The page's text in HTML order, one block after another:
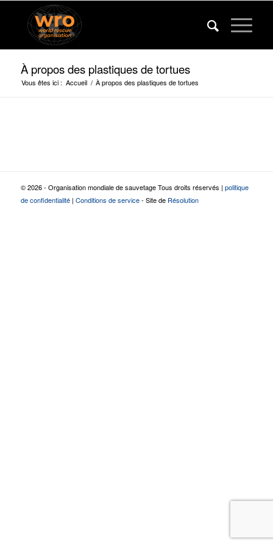
À propos des plastiques de tortues
Vous êtes ici : Accueil / À propos des plastiques de tortues
© 2026 - Organisation mondiale de sauvetage Tous droits réservés | politique
de confidentialité| Conditions de service- Site de Résolution